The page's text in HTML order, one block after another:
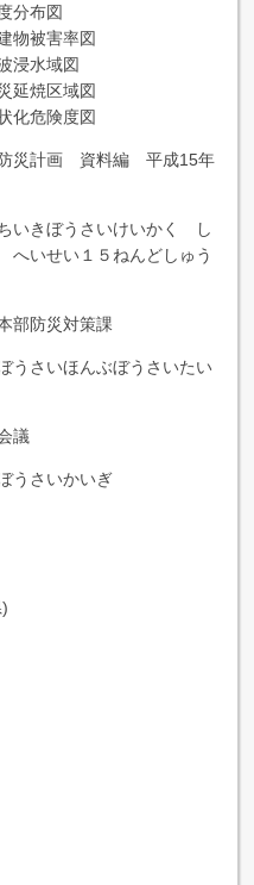
分布図
物被害率図
浸水域図
延焼区域図
化危険度図
災計画 資料編 平成15年
いきぼうさいけいかく し
へいせい１５ねんどしゅう
部防災対策課
うさいほんぶぼうさいたい
議
うさいかいぎ